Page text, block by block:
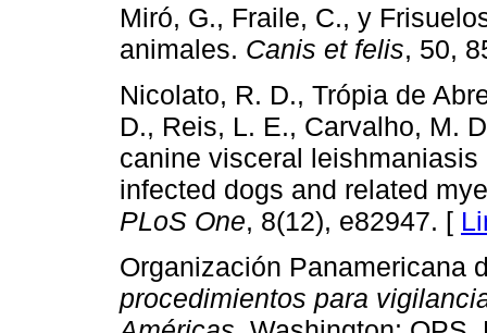
Miró, G., Fraile, C., y
animales. Canis et felis, 50,
Nicolato, R. D., Trópia de
D., Reis, L. E., Carvalho, M.
canine visceral
infected dogs and related
PLoS One, 8(12), e82947. [
Organización Panamericana
procedimientos para